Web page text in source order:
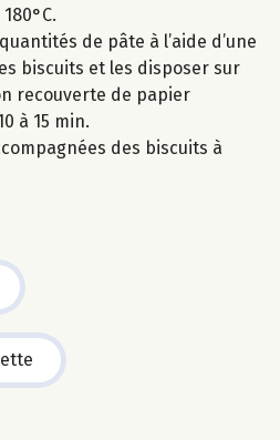
de pâte à l’aide d’une
biscuits et les disposer sur
recouverte de papier
à 15 min.
des biscuits à